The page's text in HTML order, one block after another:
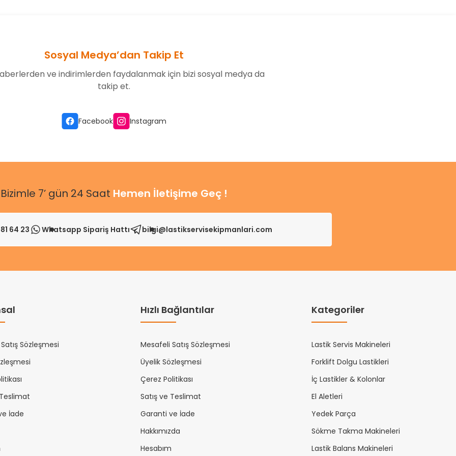
Sosyal Medya’dan Takip Et
ve indirimlerden faydalanmak için bizi sosyal medya da
takip et.
Facebook Instagram
Bizimle 7’ gün 24 Saat Hemen İletişime Geç !
64 23 Whatsapp Sipariş Hattı bilgi@lastikservisekipmanlari.com
Sözleşmesi
İade
Hızlı Bağlantılar
Mesafeli Satış Sözleşmesi
Üyelik Sözleşmesi
Çerez Politikası
Satış ve Teslimat
Garanti ve İade
Hakkımızda
Hesabım
Kategoriler
Lastik Servis Makineleri
Forklift Dolgu Lastikleri
İç Lastikler & Kolonlar
El Aletleri
Yedek Parça
Sökme Takma Makineleri
Lastik Balans Makineleri